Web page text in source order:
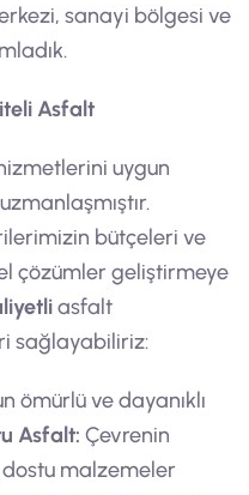
sanayi bölgesi ve
Asfalt
uygun
bütçeleri ve
çözümler geliştirmeye
asfalt
sağlayabiliriz:
ömürlü ve dayanıklı
Asfalt: Çevrenin
dostu malzemeler